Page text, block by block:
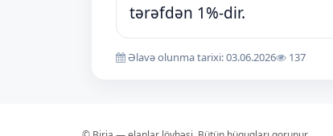
tərəfdən 1%-dir.
Əlavə olunma tarixi: 03.06.2026 137